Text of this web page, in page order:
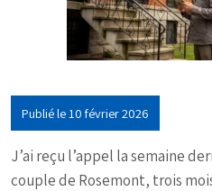
Publié le 10 février 2026
J’ai reçu l’appel la semaine
couple de Rosemont, trois